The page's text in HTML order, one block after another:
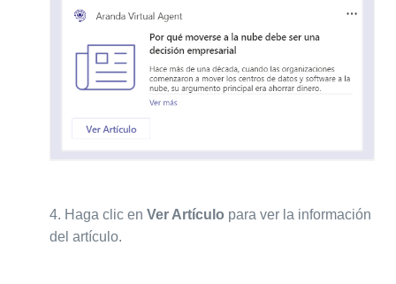
4. Haga clic en Ver Artículo para ver la información
del artículo.